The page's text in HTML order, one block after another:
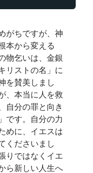
がちですが、神
本から変える
物乞いは、金銀
リストの名」に
を賛美しまし
、本当に人を救
自分の罪と向き
です。自分の力
めに、イエスは
くださいまし
りではなくイエ
ら新しい人生へ